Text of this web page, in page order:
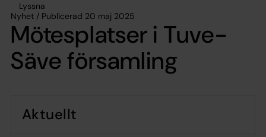
Lyssna
Nyhet / Publicerad 20 maj 2025
Mötesplatser i Tuve-
Säve församling
Aktuellt